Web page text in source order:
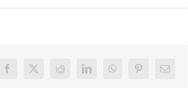
Facebook
X Reddit LinkedInWhatsAppPinterest
E-